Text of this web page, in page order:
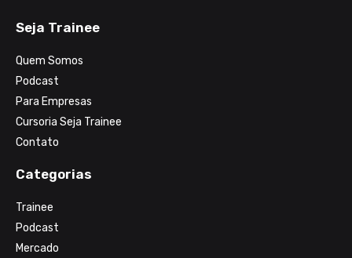
Seja Trainee
Quem Somos
Podcast
Para Empresas
Cursoria Seja Trainee
Contato
Categorias
Trainee
Podcast
Mercado